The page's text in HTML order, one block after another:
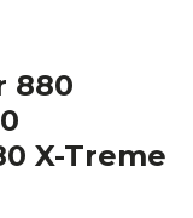
880
X-Treme